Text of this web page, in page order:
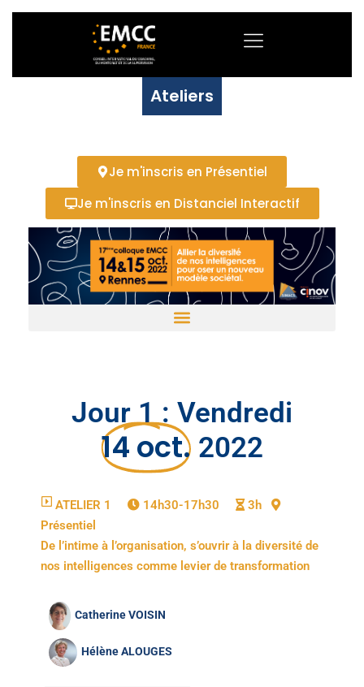
Ateliers
Je m'inscris en Présentiel
Je m'inscris en Distanciel Interactif
Jour 1 : Vendredi
14 oct. 2022
ATELIER 1 14h30-17h30
3h
Présentiel
De l’intime à l’organisation, s’ouvrir à la diversité de
nos intelligences comme levier de transformation
Catherine VOISIN
Hélène ALOUGES